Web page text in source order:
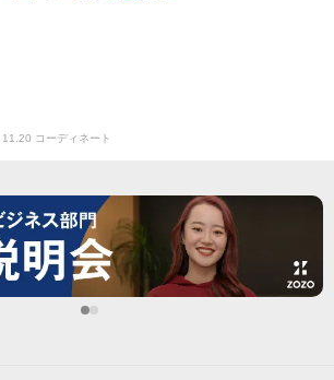
11.20 コーディネート